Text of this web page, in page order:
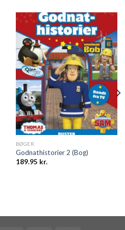
BØGER
Godnathistorier 2 (Bog)
189.95 kr.